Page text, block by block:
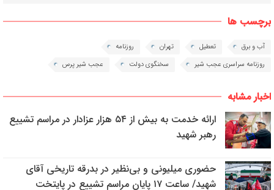
برچسب ها
آب و برق تعطیل تهران
روزنامه
روزنامه سراسری عجب شیر
سخنگوی دولت عجب شیر پرس
اخبار مشابه
ارائه خدمت به بیش از ۵۴ هزار عزادار در مراسم تشییع
رهبر شهید
حضوری میلیونی و بی‌نظیر در بدرقه تاریخی آقای
شهید/ ساعت ۱۷ پایان مراسم تشییع در پایتخت